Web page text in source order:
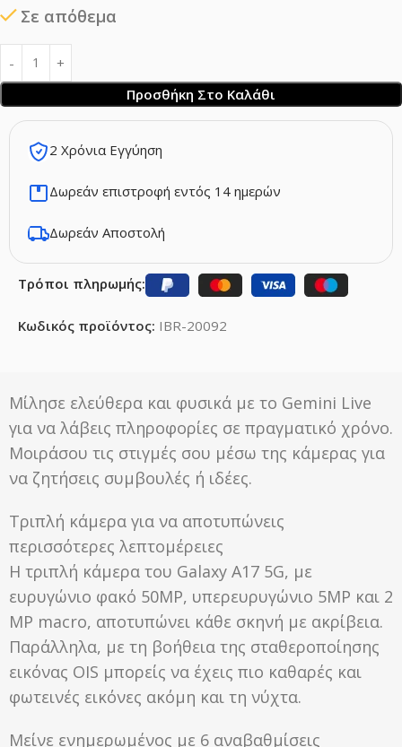
Τρόποι πληρωμής:
Κωδικός προϊόντος: IBR-20092
2 Χρόνια Εγγύηση
Δωρεάν επιστροφή εντός 14 ημερών
Δωρεάν Αποστολή
Σε απόθεμα
Προσθήκη Στο Καλάθι
Μίλησε ελεύθερα και φυσικά με το Gemini Live
για να λάβεις πληροφορίες σε πραγματικό χρόνο.
Μοιράσου τις στιγμές σου μέσω της κάμερας για
να ζητήσεις συμβουλές ή ιδέες.
Τριπλή κάμερα για να αποτυπώνεις
περισσότερες λεπτομέρειες
Η τριπλή κάμερα του Galaxy A17 5G, με
ευρυγώνιο φακό 50MP, υπερευρυγώνιο 5MP και 2
MP macro, αποτυπώνει κάθε σκηνή με ακρίβεια.
Παράλληλα, με τη βοήθεια της σταθεροποίησης
εικόνας OIS μπορείς να έχεις πιο καθαρές και
φωτεινές εικόνες ακόμη και τη νύχτα.
Μείνε ενημερωμένος με 6 αναβαθμίσεις